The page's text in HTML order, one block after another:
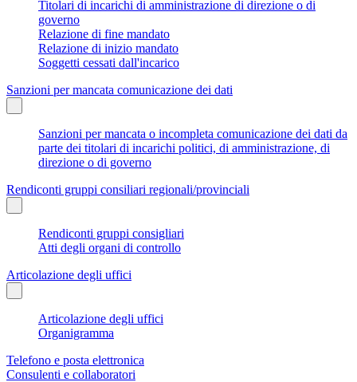
Titolari di incarichi di amministrazione di direzione o di
governo
Relazione di fine mandato
Relazione di inizio mandato
Soggetti cessati dall'incarico
Sanzioni per mancata comunicazione dei dati
Sanzioni per mancata o incompleta comunicazione dei dati da
parte dei titolari di incarichi politici, di amministrazione, di
direzione o di governo
Rendiconti gruppi consiliari regionali/provinciali
Rendiconti gruppi consigliari
Atti degli organi di controllo
Articolazione degli uffici
Articolazione degli uffici
Organigramma
Telefono e posta elettronica
Consulenti e collaboratori